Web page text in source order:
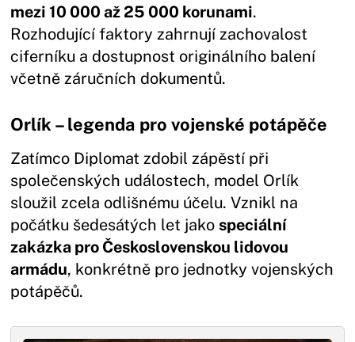
mezi 10 000 až 25 000 korunami.
Rozhodující faktory zahrnují zachovalost
ciferníku a dostupnost originálního balení
včetně záručních dokumentů.
Orlík – legenda pro vojenské potápěče
Zatímco Diplomat zdobil zápěstí při
společenských událostech, model Orlík
sloužil zcela odlišnému účelu. Vznikl na
počátku šedesátých let jakospeciální
zakázka pro Československou lidovou
armádu, konkrétně pro jednotky vojenských
potápěčů.